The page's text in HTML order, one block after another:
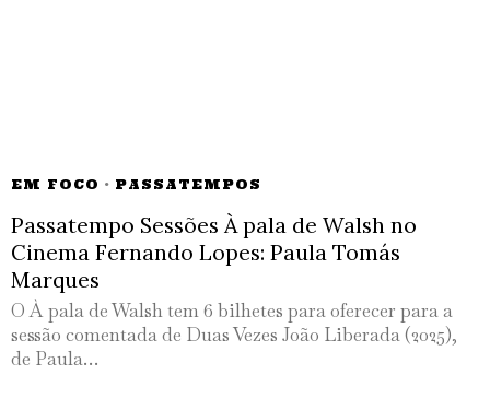
EM FOCO · PASSATEMPOS
Passatempo Sessões À pala de Walsh no
Cinema Fernando Lopes: Paula Tomás
Marques
O À pala de Walsh tem 6 bilhetes para oferecer para a
sessão comentada de Duas Vezes João Liberada (2025),
de Paula…